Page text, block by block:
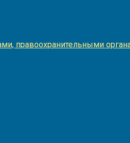
правоохранительными